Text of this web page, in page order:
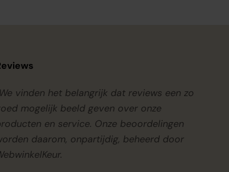
vinden het belangrijk dat reviews een zo
mogelijk beeld geven over onze
en service. Onze beoordelingen
daarom, onpartijdig, beheerd door